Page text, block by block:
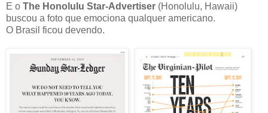
E o The Honolulu Star-Advertiser (Honolulu, Hawaii)
buscou a foto que emociona qualquer americano.
O Brasil ficou devendo.